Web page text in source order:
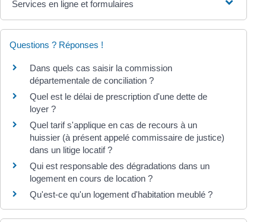
Services en ligne et formulaires
Questions ? Réponses !
Dans quels cas saisir la commission
départementale de conciliation ?
Quel est le délai de prescription d'une dette de
loyer ?
Quel tarif s'applique en cas de recours à un
huissier (à présent appelé commissaire de justice)
dans un litige locatif ?
Qui est responsable des dégradations dans un
logement en cours de location ?
Qu'est-ce qu'un logement d'habitation meublé ?